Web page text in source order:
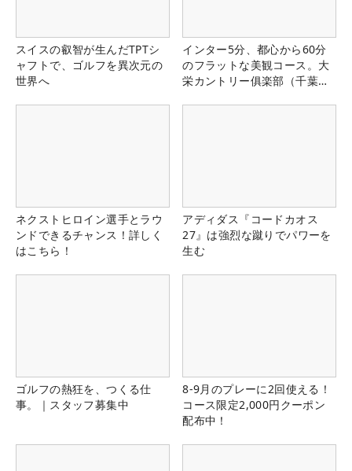
スイスの叡智が生んだTPTシ
ャフトで、ゴルフを異次元の
世界へ
インター5分、都心から60分
のフラットな美観コース。大
栄カントリー俱楽部（千葉
ネクストヒロイン選手とラウ
ンドできるチャンス！詳しく
はこちら！
アディダス『コードカオス
27』は強烈な蹴りでパワーを
生む
ゴルフの熱狂を、つくる仕
事。｜スタッフ募集中
8-9月のプレーに2回使える！
コース限定2,000円クーポン
配布中！